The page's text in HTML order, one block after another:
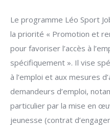
Le programme Léo Sport
la priorité « Promotion et
pour favoriser l’accès à
spécifiquement ». Il vise
à l’emploi et aux mesures
demandeurs d’emploi,
particulier par la mise en
jeunesse (contrat